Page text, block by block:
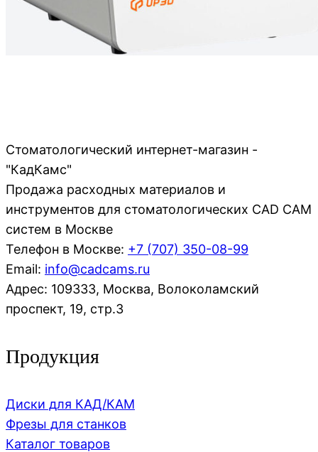
Стоматологический интернет-магазин -
"КадКамс"
Продажа расходных материалов и
инструментов для стоматологических CAD CAM
систем в Москве
Телефон в Москве: +7 (707) 350-08-99
Email: info@cadcams.ru
Адрес: 109333, Москва, Волоколамский
проспект, 19, стр.3
Продукция
Диски для КАД/КАМ
Фрезы для станков
Каталог товаров